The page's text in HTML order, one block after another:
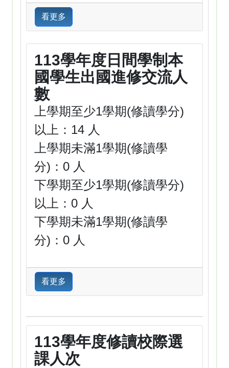
看更多
113學年度日間學制本
國學生出國進修交流人
數
上學期至少1學期(修讀學分)
以上：14 人
上學期未滿1學期(修讀學
分)：0 人
下學期至少1學期(修讀學分)
以上：0 人
下學期未滿1學期(修讀學
分)：0 人
看更多
113學年度修讀校際選
課人次